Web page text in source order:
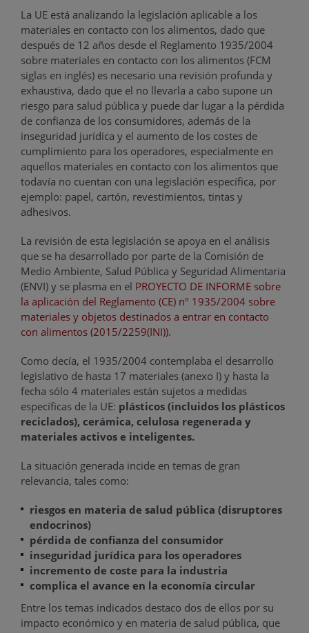
La UE está analizando la legislación aplicable a los
materiales en contacto con los alimentos, dado que
después de 12 años desde el Reglamento 1935/2004
sobre materiales en contacto con los alimentos (FCM
siglas en inglés) es necesario una revisión profunda y
exhaustiva, dado que el no llevarla a cabo supone un
riesgo para salud pública y puede dar lugar a la pérdida
de confianza de los consumidores, además de la
inseguridad jurídica y el aumento de los costes de
cumplimiento para los operadores, especialmente en
aquellos materiales en contacto con los alimentos que
todavía no cuentan con una legislación específica, por
ejemplo: papel, cartón, revestimientos, tintas y
adhesivos.
La revisión de esta legislación se apoya en el análisis
que se ha desarrollado por parte de la Comisión de
Medio Ambiente, Salud Pública y Seguridad Alimentaria
(ENVI) y se plasma en el PROYECTO DE INFORME sobre
la aplicación del Reglamento (CE) nº 1935/2004 sobre
materiales y objetos destinados a entrar en contacto
con alimentos (2015/2259(INI)).
Como decía, el 1935/2004 contemplaba el desarrollo
legislativo de hasta 17 materiales (anexo I) y hasta la
fecha sólo 4 materiales están sujetos a medidas
específicas de la UE: plásticos (incluidos los plásticos
reciclados), cerámica, celulosa regenerada y
materiales activos e inteligentes.
La situación generada incide en temas de gran
relevancia, tales como:
riesgos en materia de salud pública (disruptores
endocrinos)
pérdida de confianza del consumidor
inseguridad jurídica para los operadores
incremento de coste para la industria
complica el avance en la economía circular
Entre los temas indicados destaco dos de ellos por su
impacto económico y en materia de salud pública, que